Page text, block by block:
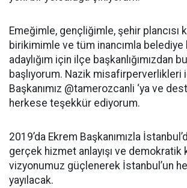
Emeğimle, gençliğimle, şehir plancısı
birikimimle ve tüm inancımla belediye
adaylığım için ilçe başkanlığımızdan
başlıyorum. Nazik misafirperverlikleri
Başkanımız @tamerozcanli ‘ya ve
herkese teşekkür ediyorum.
2019’da Ekrem Başkanımızla
gerçek hizmet anlayışı ve
vizyonumuz güçlenerek İstanbul’un
yayılacak.